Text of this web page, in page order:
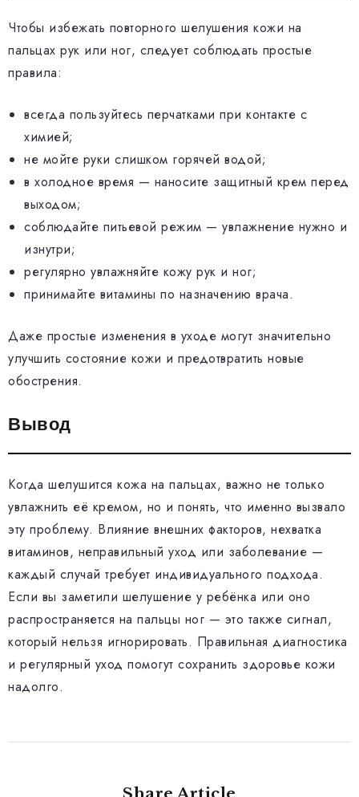
Чтобы избежать повторного шелушения кожи на
пальцах рук или ног, следует соблюдать простые
правила:
всегда пользуйтесь перчатками при контакте с
химией;
не мойте руки слишком горячей водой;
в холодное время — наносите защитный крем перед
выходом;
соблюдайте питьевой режим — увлажнение нужно и
изнутри;
регулярно увлажняйте кожу рук и ног;
принимайте витамины по назначению врача.
Даже простые изменения в уходе могут значительно
улучшить состояние кожи и предотвратить новые
обострения.
Вывод
Когда шелушится кожа на пальцах, важно не только
увлажнить её кремом, но и понять, что именно вызвало
эту проблему. Влияние внешних факторов, нехватка
витаминов, неправильный уход или заболевание —
каждый случай требует индивидуального подхода.
Если вы заметили шелушение у ребёнка или оно
распространяется на пальцы ног — это также сигнал,
который нельзя игнорировать. Правильная диагностика
и регулярный уход помогут сохранить здоровье кожи
надолго.